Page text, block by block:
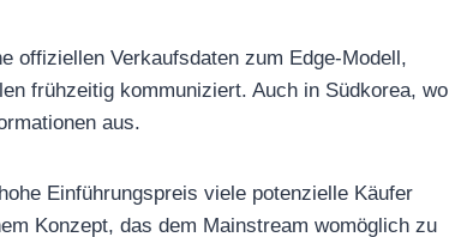
offiziellen Verkaufsdaten zum Edge-Modell,
frühzeitig kommuniziert. Auch in Südkorea, wo
aus.
Einführungspreis viele potenzielle Käufer
Konzept, das dem Mainstream womöglich zu